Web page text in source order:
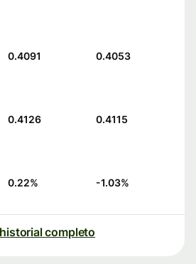
0.4091 0.4053
0.4126 0.4115
0.22% -1.03%
completo